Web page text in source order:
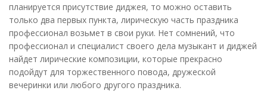
планируется присутствие диджея, то можно оставить
только два первых пункта, лирическую часть праздника
профессионал возьмет в свои руки. Нет сомнений, что
профессионал и специалист своего дела музыкант и диджей
найдет лирические композиции, которые прекрасно
подойдут для торжественного повода, дружеской
вечеринки или любого другого праздника.